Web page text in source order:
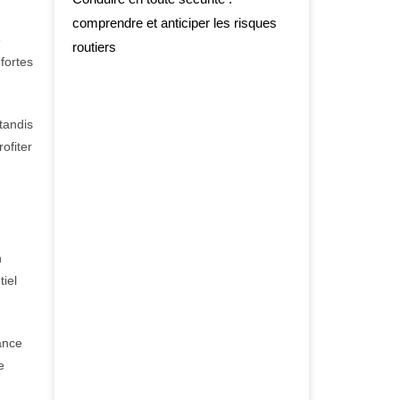
comprendre et anticiper les risques
routiers